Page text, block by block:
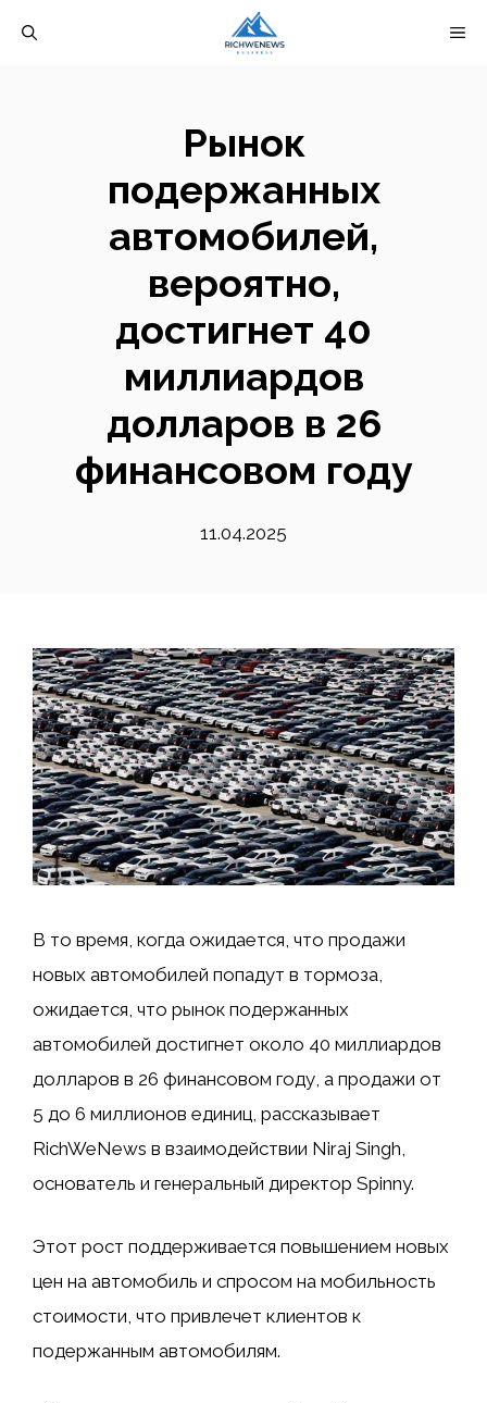
Рынок
подержанных
автомобилей,
вероятно,
достигнет 40
миллиардов
долларов в 26
финансовом году
11.04.2025
В то время, когда ожидается, что продажи
новых автомобилей попадут в тормоза,
ожидается, что рынок подержанных
автомобилей достигнет около 40 миллиардов
долларов в 26 финансовом году, а продажи от
5 до 6 миллионов единиц, рассказывает
RichWeNews в взаимодействии Niraj Singh,
основатель и генеральный директор Spinny.
Этот рост поддерживается повышением новых
цен на автомобиль и спросом на мобильность
стоимости, что привлечет клиентов к
подержанным автомобилям.